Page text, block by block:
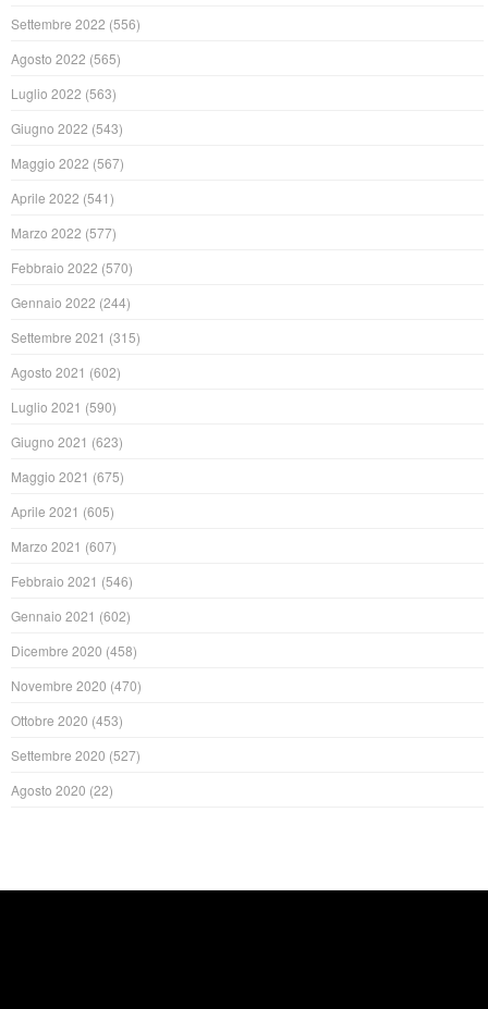
Settembre 2022 (556)
Agosto 2022 (565)
Luglio 2022 (563)
Giugno 2022 (543)
Maggio 2022 (567)
Aprile 2022 (541)
Marzo 2022 (577)
Febbraio 2022 (570)
Gennaio 2022 (244)
Settembre 2021 (315)
Agosto 2021 (602)
Luglio 2021 (590)
Giugno 2021 (623)
Maggio 2021 (675)
Aprile 2021 (605)
Marzo 2021 (607)
Febbraio 2021 (546)
Gennaio 2021 (602)
Dicembre 2020 (458)
Novembre 2020 (470)
Ottobre 2020 (453)
Settembre 2020 (527)
Agosto 2020 (22)